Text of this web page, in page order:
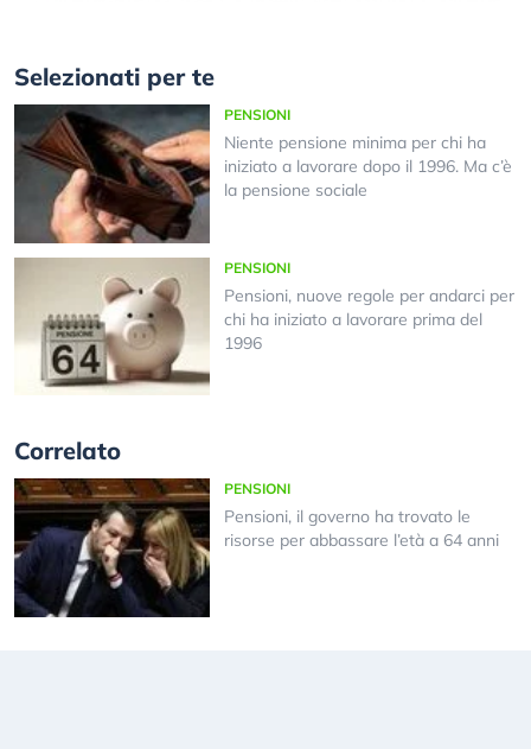
Selezionati per te
PENSIONI
Niente pensione minima per chi ha
iniziato a lavorare dopo il 1996. Ma c’è
la pensione sociale
PENSIONI
Pensioni, nuove regole per andarci per
chi ha iniziato a lavorare prima del
1996
Correlato
PENSIONI
Pensioni, il governo ha trovato le
risorse per abbassare l’età a 64 anni